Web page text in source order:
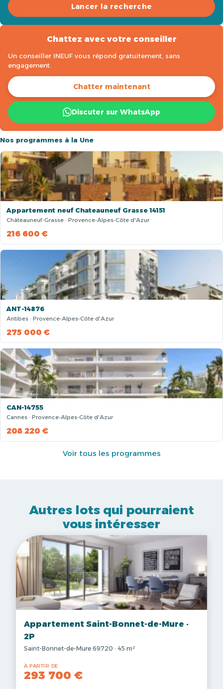
Lancer la recherche
Chattez avec votre conseiller
Un conseiller INEUF vous répond gratuitement, sans
engagement.
Chatter maintenant
Discuter sur WhatsApp
Nos programmes à la Une
Appartement neuf Chateauneuf Grasse 14151
Châteauneuf-Grasse · Provence-Alpes-Côte d'Azur
216 600 €
ANT-14876
Antibes · Provence-Alpes-Côte d'Azur
275 000 €
CAN-14755
Cannes · Provence-Alpes-Côte d'Azur
208 220 €
Voir tous les programmes
Autres lots qui pourraient
vous intéresser
Appartement Saint-Bonnet-de-Mure ·
2P
Saint-Bonnet-de-Mure 69720 · 45 m²
À PARTIR DE
293 700 €